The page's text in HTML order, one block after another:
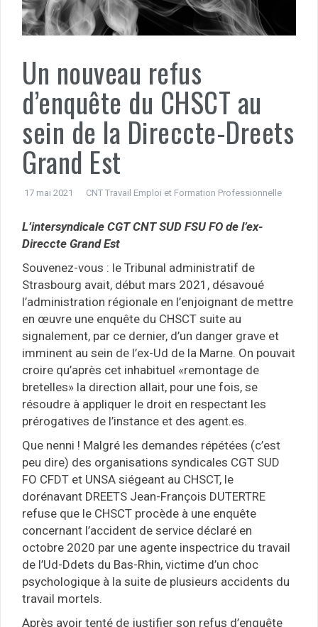
Un nouveau refus
d’enquête du CHSCT au
sein de la Direccte-Dreets
Grand Est
17 mai 2021 CNT Travail Emploi et Formation Professionnelle
L’intersyndicale CGT CNT SUD FSU FO de l’ex-
Direccte Grand Est
Souvenez-vous : le Tribunal administratif de
Strasbourg avait, début mars 2021, désavoué
l’administration régionale en l’enjoignant de mettre
en œuvre une enquête du CHSCT suite au
signalement, par ce dernier, d’un danger grave et
imminent au sein de l’ex-Ud de la Marne. On pouvait
croire qu’après cet inhabituel «remontage de
bretelles» la direction allait, pour une fois, se
résoudre à appliquer le droit en respectant les
prérogatives de l’instance et des agent.es.
Que nenni ! Malgré les demandes répétées (c’est
peu dire) des organisations syndicales CGT SUD
FO CFDT et UNSA siégeant au CHSCT, le
dorénavant DREETS Jean-François DUTERTRE
refuse que le CHSCT procède à une enquête
concernant l’accident de service déclaré en
octobre 2020 par une agente inspectrice du travail
de l’Ud-Ddets du Bas-Rhin, victime d’un choc
psychologique à la suite de plusieurs accidents du
travail mortels.
Après avoir tenté de justifier son refus d’enquête